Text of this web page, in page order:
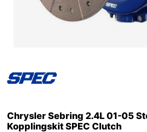
Chrysler Sebring 2.4L 01-05
Kopplingskit SPEC Clutch